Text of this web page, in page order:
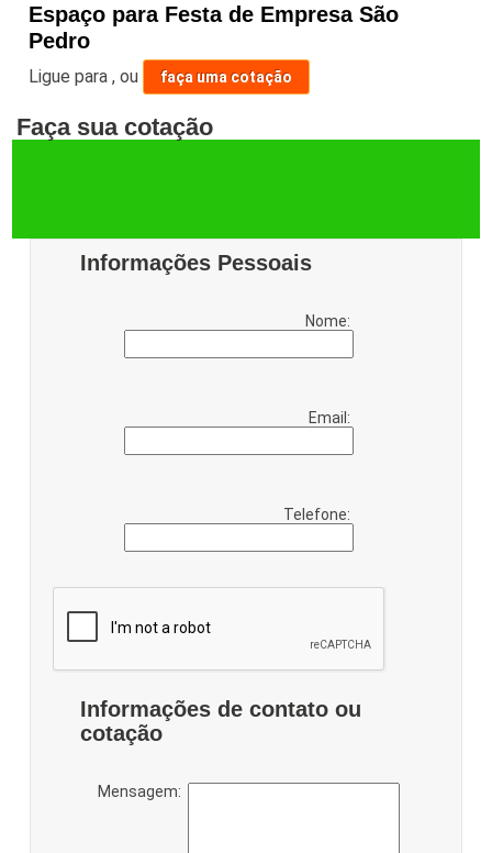
Espaço para Festa de Empresa São
Pedro
Ligue para,ou faça uma cotação
Faça sua cotação
Informações Pessoais
Nome:
Email:
Telefone:
Informações de contato ou
cotação
Mensagem: